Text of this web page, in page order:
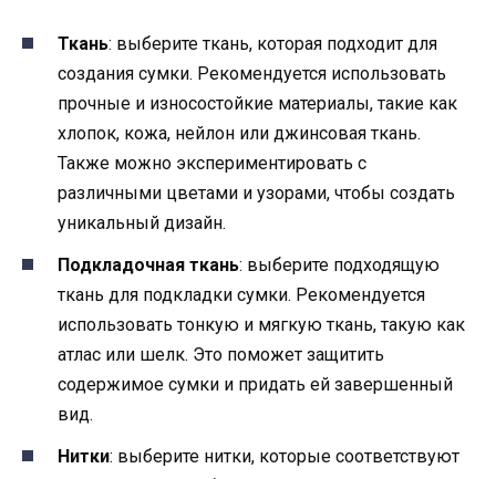
Ткань: выберите ткань, которая подходит для
создания сумки. Рекомендуется использовать
прочные и износостойкие материалы, такие как
хлопок, кожа, нейлон или джинсовая ткань.
Также можно экспериментировать с
различными цветами и узорами, чтобы создать
уникальный дизайн.
Подкладочная ткань: выберите подходящую
ткань для подкладки сумки. Рекомендуется
использовать тонкую и мягкую ткань, такую как
атлас или шелк. Это поможет защитить
содержимое сумки и придать ей завершенный
вид.
Нитки: выберите нитки, которые соответствуют